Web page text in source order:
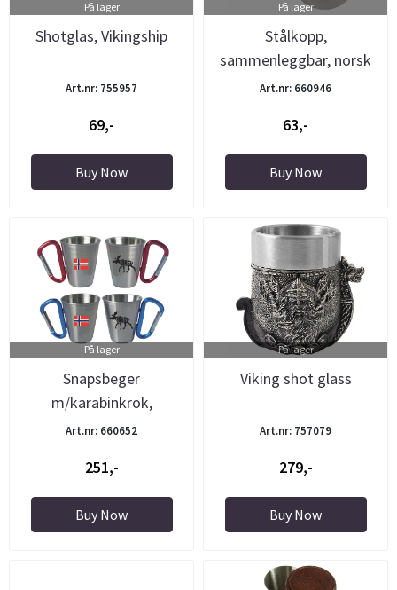
På lager
Shotglas, Vikingship
Art.nr: 755957
69,-
Buy Now
På lager
Stålkopp,
sammenleggbar, norsk
flagg, børstet ...
Art.nr: 660946
63,-
Buy Now
På lager
Snapsbeger
m/karabinkrok,
elg/flagg *Sett à 2*
Art.nr: 660652
251,-
Buy Now
På lager
Viking shot glass
Art.nr: 757079
279,-
Buy Now